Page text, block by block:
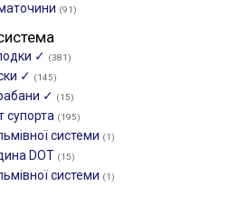
(91)
✓ (381)
✓ (145)
✓ (15)
супорта (195)
системи (1)
DOT (15)
системи (1)